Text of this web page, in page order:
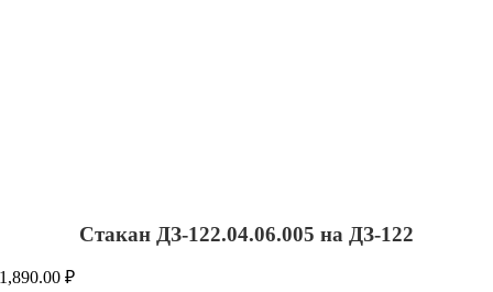
Стакан ДЗ-122.04.06.005 на ДЗ-122
1,890.00₽